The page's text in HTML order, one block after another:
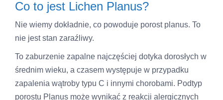
Co to jest Lichen Planus?
Nie wiemy dokładnie, co powoduje porost planus. To
nie jest stan zaraźliwy.
To zaburzenie zapalne najczęściej dotyka dorosłych w
średnim wieku, a czasem występuje w przypadku
zapalenia wątroby typu C i innymi chorobami. Podtyp
porostu Planus może wynikać z reakcji alergicznych